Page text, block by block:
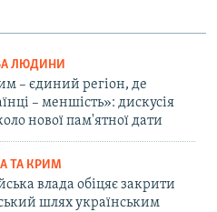
ЛЮДИНИ
– єдиний регіон, де
– меншість»: дискусія
нової пам'ятної дати
ТА КРИМ
влада обіцяє закрити
шлях українським